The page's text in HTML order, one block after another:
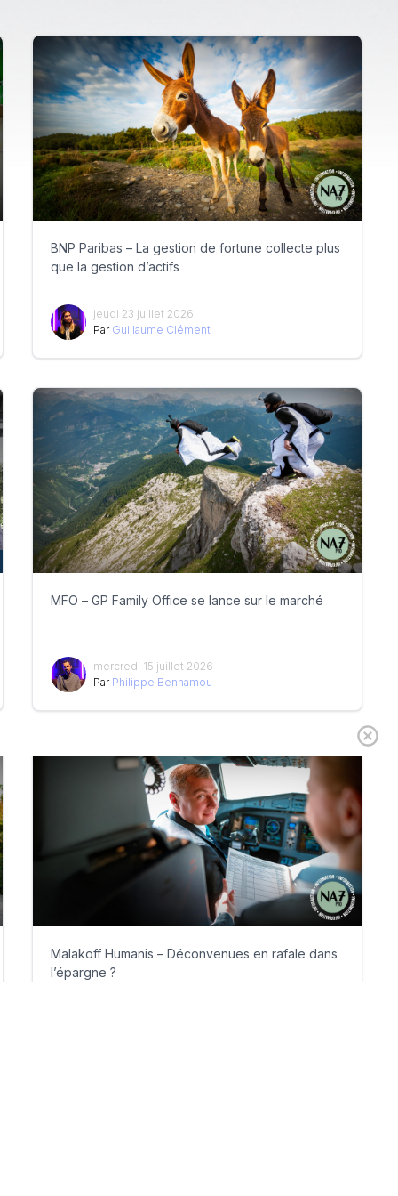
BNP Paribas – La gestion de fortune collecte plus
que la gestion d’actifs
jeudi 23 juillet 2026
Par Guillaume Clément
MFO – GP Family Office se lance sur le marché
mercredi 15 juillet 2026
Par Philippe Benhamou
Malakoff Humanis – Déconvenues en rafale dans
l’épargne ?